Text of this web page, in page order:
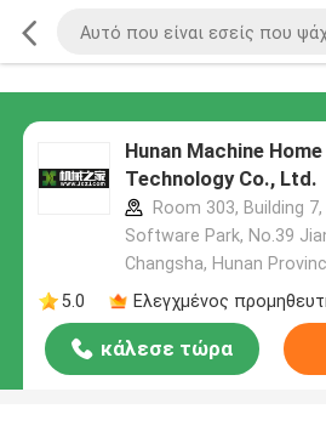
Hunan Machine
Technology Co., Ltd.
Room 303, Building
Software Park, No.39
Changsha, Hunan
5.0
Ελεγχμένος
κάλεσε τώρα